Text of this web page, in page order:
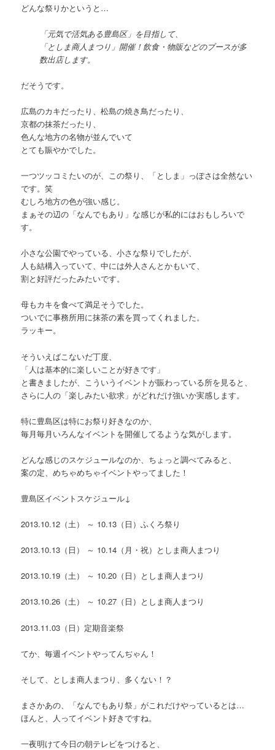
どんな祭りかというと…
「元気で活気ある豊島区」を目指して、
「としま商人まつり」開催！飲食・物販などのブースが多
数出店します。
だそうです。
広島のカキだったり、松島の焼き鳥だったり、
京都の抹茶だったり、
色んな地方の名物が並んでいて
とても賑やかでした。
一つツッコミたいのが、この祭り、「としま」っぽさは全然ない
です。笑
むしろ地方の色が強い感じ。
まぁその辺の「なんでもあり」な感じが私的にはおもしろいで
す。
小さな公園でやっている、小さな祭りでしたが、
人も結構入っていて、中には外人さんとかもいて、
割と好評だったみたいです。
母もカキを食べて満足そうでした。
ついでに事務所用に抹茶の素を買ってくれました。
ラッキー。
そういえばこないだ丁度、
「人は基本的に楽しいことが好きです」
と書きましたが、こういうイベントが賑わっている所を見ると、
さらに人の「楽しみたい欲求」がどれだけ強いか実感します。
特に豊島区は特にお祭り好きなのか、
毎月毎月いろんなイベントを開催してるような気がします。
どんな感じのスケジュールなのか、ちょっと調べてみると、
案の定、めちゃめちゃイベントやってました！
豊島区イベントスケジュール↓
2013.10.12（土） ～ 10.13（日）ふくろ祭り
2013.10.13（日） ～ 10.14（月・祝）としま商人まつり
2013.10.19（土） ～ 10.20（日）としま商人まつり
2013.10.26（土） ～ 10.27（日）としま商人まつり
2013.11.03（日）定期音楽祭
てか、毎週イベントやってんぢゃん！
そして、としま商人まつり、多くない！？
まさかあの、「なんでもあり祭」がこれだけやっているとは…
ほんと、人ってイベント好きですね。
一夜明けて今日の朝テレビをつけると、